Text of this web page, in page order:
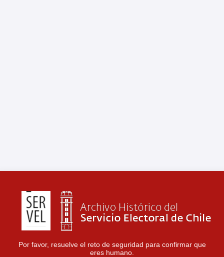
Por favor, resuelve el reto de seguridad para confirmar que
eres humano.